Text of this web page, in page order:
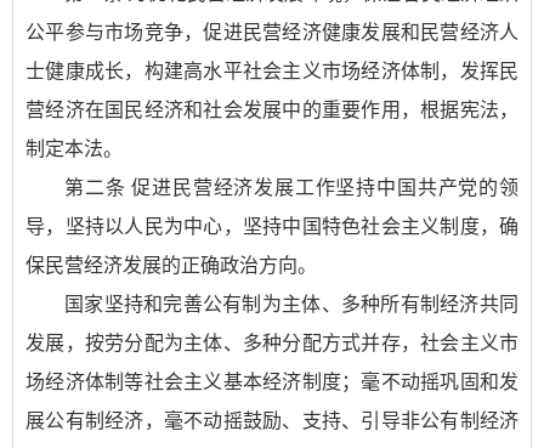
公平参与市场竞争，促进民营经济健康发展和民营经济人
士健康成长，构建高水平社会主义市场经济体制，发挥民
营经济在国民经济和社会发展中的重要作用，根据宪法，
制定本法。
第二条 促进民营经济发展工作坚持中国共产党的领
导，坚持以人民为中心，坚持中国特色社会主义制度，确
保民营经济发展的正确政治方向。
国家坚持和完善公有制为主体、多种所有制经济共同
发展，按劳分配为主体、多种分配方式并存，社会主义市
场经济体制等社会主义基本经济制度；毫不动摇巩固和发
展公有制经济，毫不动摇鼓励、支持、引导非公有制经济